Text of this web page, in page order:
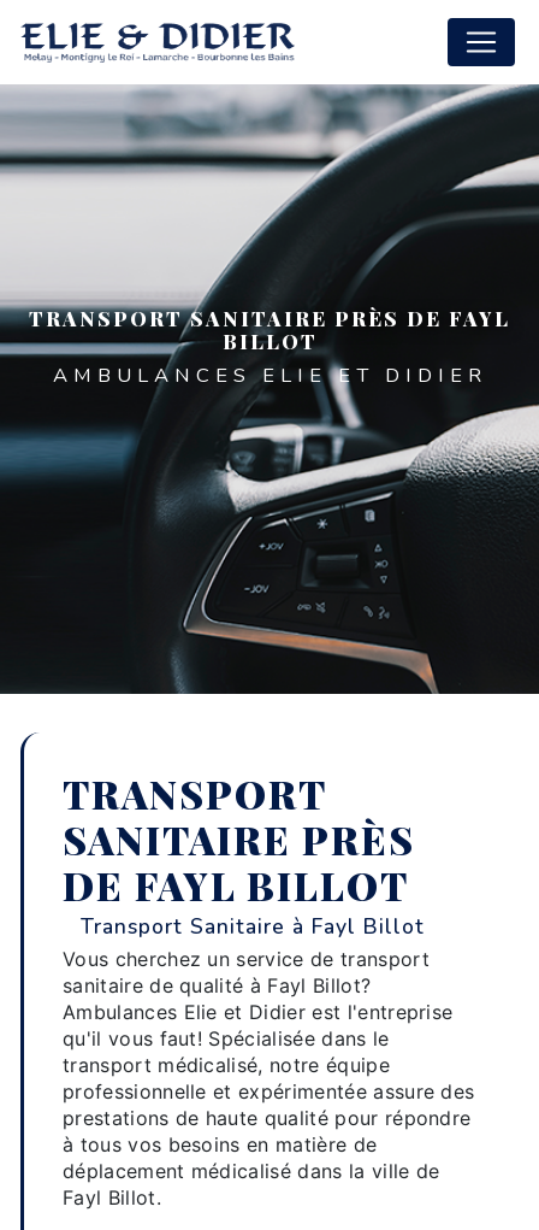
TRANSPORT SANITAIRE PRÈS DE FAYL
BILLOT
AMBULANCES ELIE ET DIDIER
TRANSPORT
SANITAIRE PRÈS
DE FAYL BILLOT
Transport Sanitaire à Fayl Billot
Vous cherchez un service de transport
sanitaire de qualité à Fayl Billot?
Ambulances Elie et Didier est l'entreprise
qu'il vous faut! Spécialisée dans le
transport médicalisé, notre équipe
professionnelle et expérimentée assure des
prestations de haute qualité pour répondre
à tous vos besoins en matière de
déplacement médicalisé dans la ville de
Fayl Billot.